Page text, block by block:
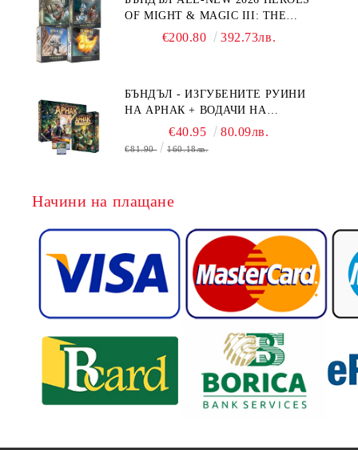
OF MIGHT & MAGIC III: THE
BOARD GAME EXPANSIONS -
€200.80 392.73лв.
БЪНДЪЛ - ИЗГУБЕНИТЕ РУИНИ
НА АРНАК + ВОДАЧИ НА
ЕКСПЕДИЦИИ + ПРОМО КАРТИ
БЕЗПЛАТНО
€40.95 80.09лв.
€81.90 160.18лв.
Начини на плащане